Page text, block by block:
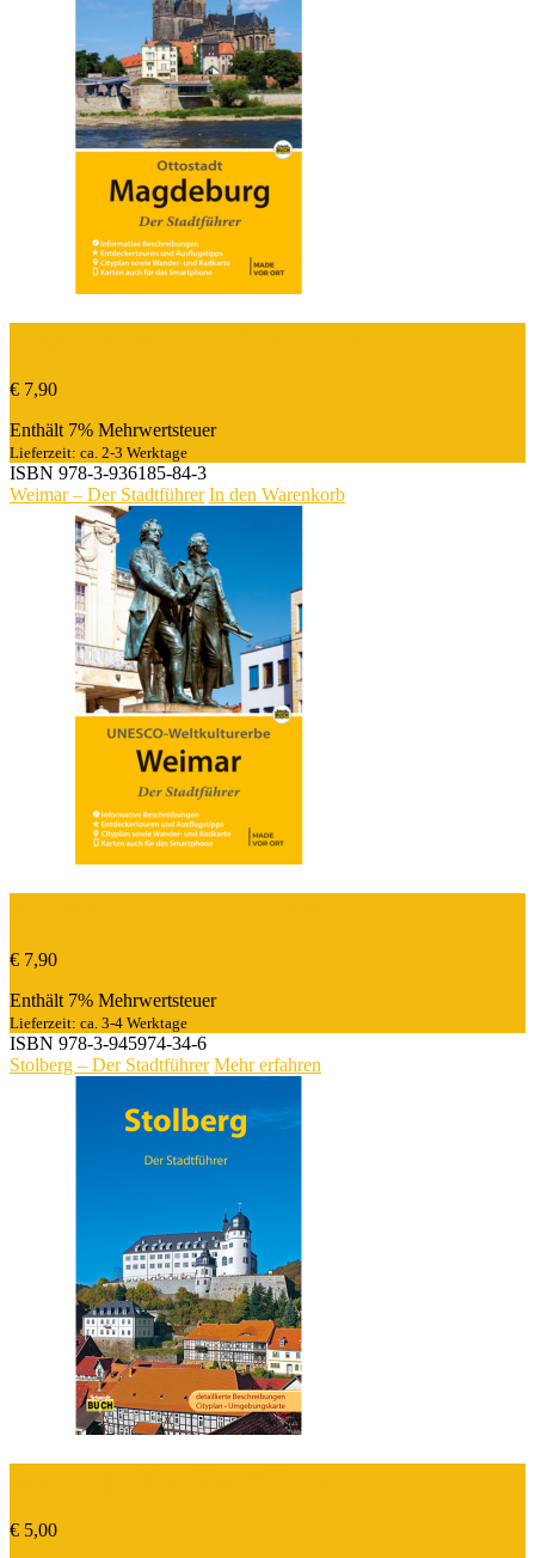
€ 7,90
Enthält 7% Mehrwertsteuer
Lieferzeit: ca. 2-3 Werktage
ISBN 978-3-936185-84-3
Weimar – Der Stadtführer In den Warenkorb
€ 7,90
Enthält 7% Mehrwertsteuer
Lieferzeit: ca. 3-4 Werktage
ISBN 978-3-945974-34-6
Stolberg – Der Stadtführer Mehr erfahren
€ 5,00